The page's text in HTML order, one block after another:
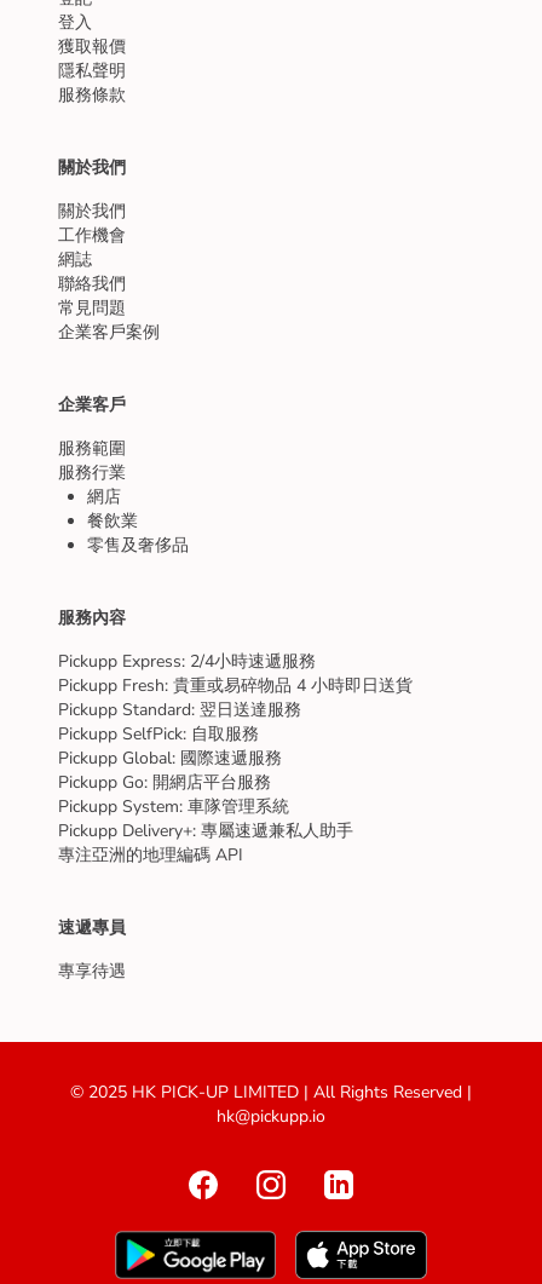
登入
獲取報價
隱私聲明
服務條款
關於我們
關於我們
工作機會
網誌
聯絡我們
常見問題
企業客戶案例
企業客戶
服務範圍
服務行業
網店
餐飲業
零售及奢侈品
服務內容
Pickupp Express: 2/4小時速遞服務
Pickupp Fresh: 貴重或易碎物品 4 小時即日送貨
Pickupp Standard: 翌日送達服務
Pickupp SelfPick: 自取服務
Pickupp Global: 國際速遞服務
Pickupp Go: 開網店平台服務
Pickupp System: 車隊管理系統
Pickupp Delivery+: 專屬速遞兼私人助手
專注亞洲的地理編碼 API
速遞專員
專享待遇
© 2025 HK PICK-UP LIMITED | All Rights Reserved |
hk@pickupp.io